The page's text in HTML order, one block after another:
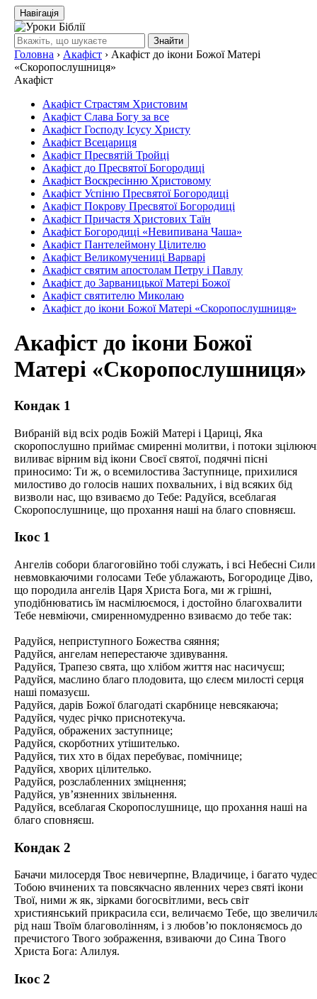
Навігація
Знайти
Головна › Акафіст › Акафіст до ікони Божої Матері
«Скоропослушниця»
Акафіст
Акафіст Страстям Христовим
Акафіст Слава Богу за все
Акафіст Господу Ісусу Христу
Акафіст Всецариця
Акафіст Пресвятій Тройці
Акафіст до Пресвятої Богородиці
Акафіст Воскресінню Христовому
Акафіст Успіню Пресвятої Богородиці
Акафіст Покрову Пресвятої Богородиці
Акафіст Причастя Христових Таїн
Акафіст Богородиці «Невипивана Чаша»
Акафіст Пантелеймону Цілителю
Акафіст Великомучениці Варварі
Акафіст святим апостолам Петру і Павлу
Акафіст до Зарваницької Матері Божої
Акафіст святителю Миколаю
Акафіст до ікони Божої Матері «Скоропослушниця»
Акафіст до ікони Божої
Матері «Скоропослушниця»
Кондак 1
Вибраній від всіх родів Божій Матері і Цариці, Яка
скоропослушно приймає смиренні молитви, і потоки
виливає вірним від ікони Своєї святої, подячні пісні
приносимо: Ти ж, о всемилостива Заступнице, прихилися
милостиво до голосів наших похвальних, і від всяких бід
визволи нас, що взиваємо до Тебе: Радуйся, всеблагая
Скоропослушнице, що прохання наші на благо сповняєш.
Ікос 1
Ангелів собори благоговійно тобі служать, і всі Небесні Сили
невмовкаючими голосами Тебе ублажають, Богородице Діво,
що породила ангелів Царя Христа Бога, ми ж грішні,
уподібнюватись їм насмілюємося, і достойно благохвалити
Тебе невміючи, смиренномудренно взиваємо до тебе так:
Радуйся, неприступного Божества сяяння;
Радуйся, ангелам неперестаюче здивування.
Радуйся, Трапезо свята, що хлібом життя нас насичуєш;
Радуйся, маслино благо плодовита, що єлеєм милості серця
наші помазуєш.
Радуйся, дарів Божої благодаті скарбнице невсякаюча;
Радуйся, чудес річко приснотекуча.
Радуйся, ображених заступнице;
Радуйся, скорботних утішителько.
Радуйся, тих хто в бідах перебуває, помічнице;
Радуйся, хворих цілителько.
Радуйся, розслабленних зміцнення;
Радуйся, ув’язненних звільнення.
Радуйся, всеблагая Скоропослушнице, що прохання наші на
благо сповняєш.
Кондак 2
Бачачи милосердя Твоє невичерпне, Владичице, і багато
Тобою вчинених та повсякчасно явленних через святі ікони
Твої, ними ж як, зірками богосвітлими, весь світ
християнський прикрасила єси, величаємо Тебе, що
рід наш Твоїм благоволінням, і з любов’ю поклоняємось до
пречистого Твого зображення, взиваючи до Сина Твого
Христа Бога: Алилуя.
Ікос 2